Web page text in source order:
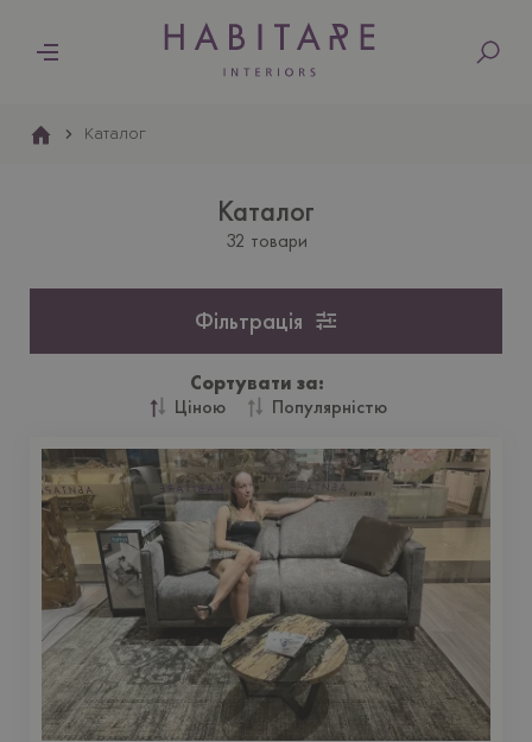
Основна
Каталог
Каталог
32 товари
Фільтрація
Сортувати за:
Ціною
Популярністю